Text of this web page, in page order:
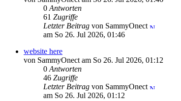
0 Antworten
61 Zugriffe
Letzter Beitrag von SammyOnect
am So 26. Jul 2026, 01:46
website here
von SammyOnect am So 26. Jul 2026, 01:12
0 Antworten
46 Zugriffe
Letzter Beitrag von SammyOnect
am So 26. Jul 2026, 01:12